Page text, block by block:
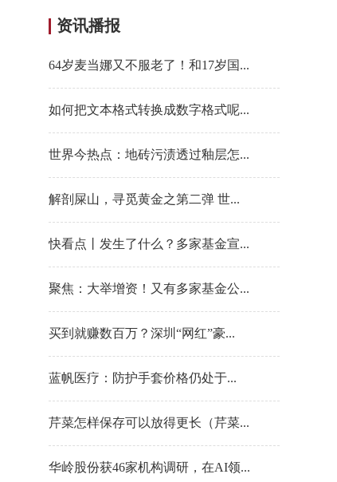
资讯播报
64岁麦当娜又不服老了！和17岁国...
如何把文本格式转换成数字格式呢...
世界今热点：地砖污渍透过釉层怎...
解剖屎山，寻觅黄金之第二弹 世...
快看点丨发生了什么？多家基金宣...
聚焦：大举增资！又有多家基金公...
买到就赚数百万？深圳“网红”豪...
​蓝帆医疗：防护手套价格仍处于...
芹菜怎样保存可以放得更长（芹菜...
华岭股份获46家机构调研，在AI领...